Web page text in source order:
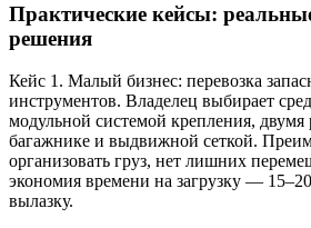
Практические кейсы:
решения
Кейс 1. Малый бизнес: перевозка
инструментов. Владелец выбирает
модульной системой крепления,
багажнике и выдвижной сеткой.
организовать груз, нет лишних
экономия времени на загрузку —
вылазку.